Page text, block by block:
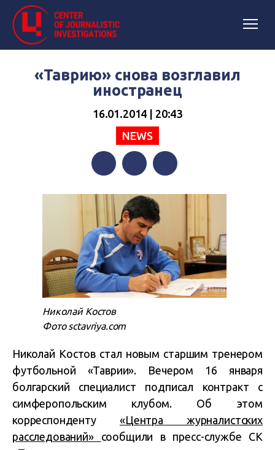
«Таврию» снова возглавил
иностранец
16.01.2014 | 20:43
NEWS
Николай Костов
Фото sctavriya.com
Николай Костов стал новым старшим тренером
футбольной «Таврии». Вечером 16 января
болгарский специалист подписал контракт с
симферопольским клубом. Об этом
корреспонденту «Центра журналистских
расследований» сообщили в пресс-службе СК